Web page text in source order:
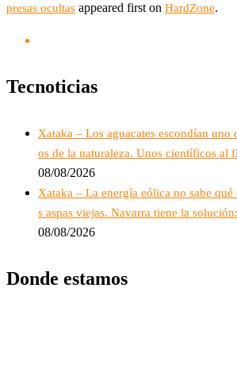
presas ocultas appeared first on HardZone.
Tecnoticias
Xataka – Los aguacates escondían uno
os de la naturaleza. Unos científicos al
08/08/2026
Xataka – La energía eólica no sabe
s aspas viejas. Navarra tiene la
08/08/2026
Donde estamos